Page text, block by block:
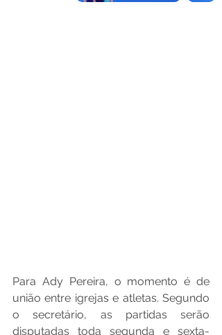
Para Ady Pereira, o momento é de
união entre igrejas e atletas. Segundo
o secretário, as partidas serão
disputadas toda segunda e sexta-